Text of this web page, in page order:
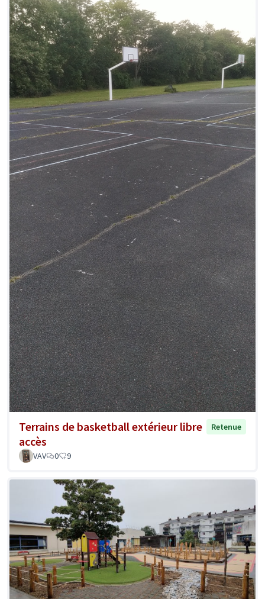
Terrains de basketball extérieur libre
accès
Retenue
VAV 0 9